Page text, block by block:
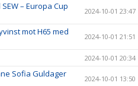
– Europa Cup
2024-10-01 23:47
mot H65 med
2024-10-01 21:51
2024-10-01 20:34
Sofia Guldager
2024-10-01 13:50